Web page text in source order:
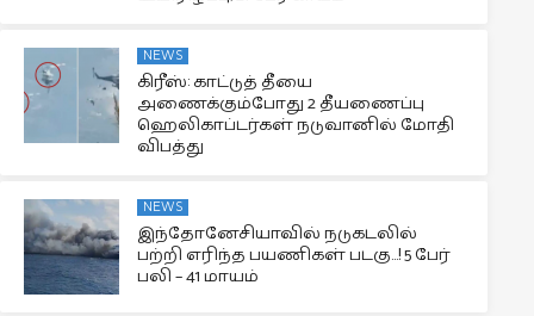
NEWS
கிரீஸ்: காட்டுத் தீயை
அணைக்கும்போது 2 தீயணைப்பு
ஹெலிகாப்டர்கள் நடுவானில் மோதி
விபத்து
NEWS
இந்தோனேசியாவில் நடுகடலில்
பற்றி எரிந்த பயணிகள் படகு…! 5 பேர்
பலி – 41 மாயம்